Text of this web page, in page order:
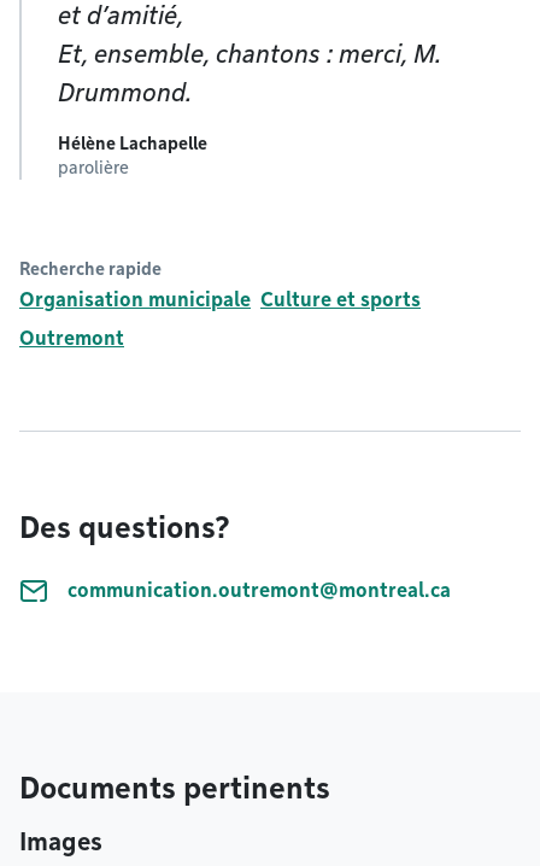
et d’amitié,
Et, ensemble, chantons : merci, M.
Drummond.
Hélène Lachapelle
parolière
Recherche rapide
Organisation municipale Culture et sports
Outremont
Des questions?
communication.outremont@montreal.ca
Documents pertinents
Images